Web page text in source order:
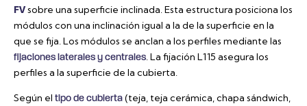
FVsobre una superficie inclinada. Esta estructura posiciona los
módulos con una inclinación igual a la de la superficie en la
que se fija. Los módulos se anclan a los perfiles mediante las
fijaciones laterales y centrales. La fijación L115 asegura los
perfiles a la superficie de la cubierta.
Según el tipo de cubierta(teja, teja cerámica, chapa sándwich,